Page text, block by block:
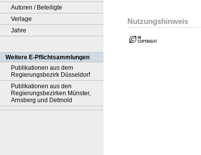
Autoren / Beteiligte
Verlage
Jahre
Weitere E-Pflichtsammlungen
Publikationen aus dem
Regierungsbezirk Düsseldorf
Publikationen aus den
Regierungsbezirken Münster,
Arnsberg und Detmold
Nutzungshinweis